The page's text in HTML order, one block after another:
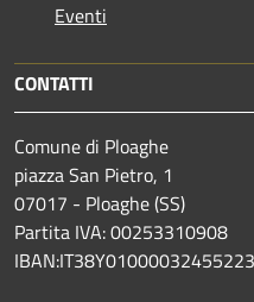
Eventi
CONTATTI
Comune di Ploaghe
piazza San Pietro, 1
07017 - Ploaghe (SS)
Partita IVA: 00253310908